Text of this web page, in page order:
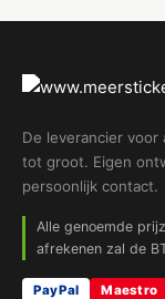
De leverancier voor
tot groot. Eigen
persoonlijk contact.
Alle genoemde
afrekenen zal de
PayPal Maestro